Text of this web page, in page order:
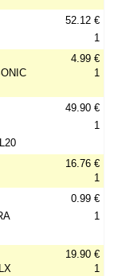
52.12 €
1
4.99 €
1
49.90 €
1
16.76 €
1
0.99 €
1
19.90 €
1